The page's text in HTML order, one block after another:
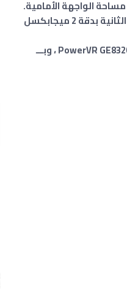
يتضمن كاميرا خلفية مُزدوِجة العدسة، تأتي الرئيسية بدقة 50 ميجابكسل والعدسة الثانية بدقة 2 ميجابكسل
يستخدم الجهاز الذكي معالج MediaTek Helio G35 ، مقترنًا بمعالج رسومي من طراز PowerVR GE8320 ، وبـــ